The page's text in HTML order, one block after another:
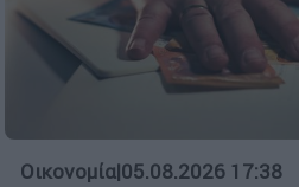
Οικονομία|05.08.2026 17:38